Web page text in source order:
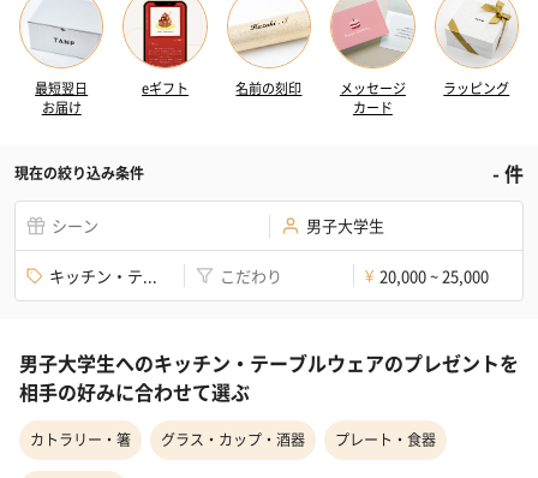
最短翌日
お届け
eギフト 名前の刻印
メッセージ
カード
ラッピング
現在の絞り込み条件 -件
シーン 男子大学生
キッチン・テ... こだわり ¥ 20,000 ~ 25,000
男子大学生へのキッチン・テーブルウェアのプレゼントを
相手の好みに合わせて選ぶ
カトラリー・箸 グラス・カップ・酒器 プレート・食器